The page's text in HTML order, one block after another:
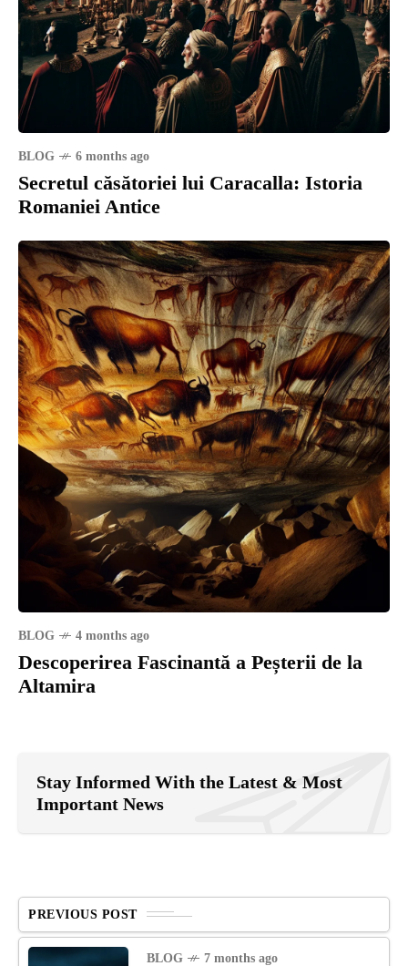
BLOG 6 months ago
Secretul căsătoriei lui Caracalla: Istoria
Romaniei Antice
BLOG 4 months ago
Descoperirea Fascinantă a Peșterii de la
Altamira
Stay Informed With the Latest & Most
Important News
PREVIOUS POST
BLOG 7 months ago